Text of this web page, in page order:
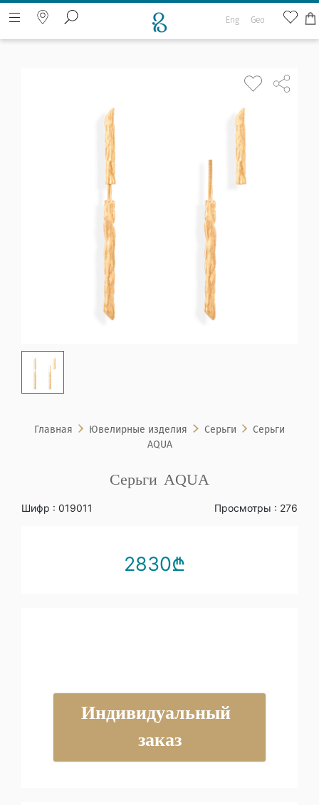
Eng Geo
Главная Ювелирные изделия Серьги
Серьги
AQUA
Серьги AQUA
Шифр : 019011 Просмотры : 276
2830₾
Индивидуальный
заказ